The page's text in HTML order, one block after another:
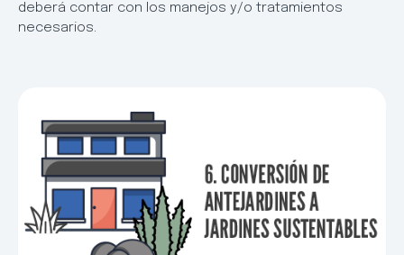
deberá contar con los manejos y/o tratamientos
necesarios.